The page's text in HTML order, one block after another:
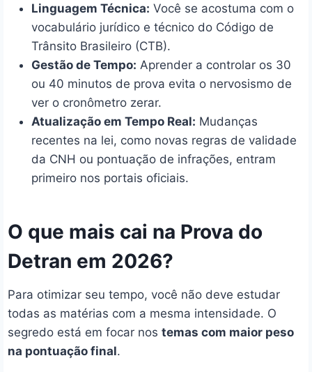
Linguagem Técnica: Você se acostuma com o
vocabulário jurídico e técnico do Código de
Trânsito Brasileiro (CTB).
Gestão de Tempo: Aprender a controlar os 30
ou 40 minutos de prova evita o nervosismo de
ver o cronômetro zerar.
Atualização em Tempo Real: Mudanças
recentes na lei, como novas regras de validade
da CNH ou pontuação de infrações, entram
primeiro nos portais oficiais.
O que mais cai na Prova do
Detran em 2026?
Para otimizar seu tempo, você não deve estudar
todas as matérias com a mesma intensidade. O
segredo está em focar nos temas com maior peso
na pontuação final.